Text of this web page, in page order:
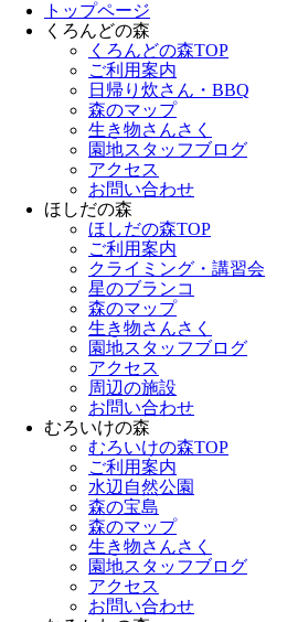
トップページ
くろんどの森
くろんどの森TOP
ご利用案内
日帰り炊さん・BBQ
森のマップ
生き物さんさく
園地スタッフブログ
アクセス
お問い合わせ
ほしだの森
ほしだの森TOP
ご利用案内
クライミング・講習会
星のブランコ
森のマップ
生き物さんさく
園地スタッフブログ
アクセス
周辺の施設
お問い合わせ
むろいけの森
むろいけの森TOP
ご利用案内
水辺自然公園
森の宝島
森のマップ
生き物さんさく
園地スタッフブログ
アクセス
お問い合わせ